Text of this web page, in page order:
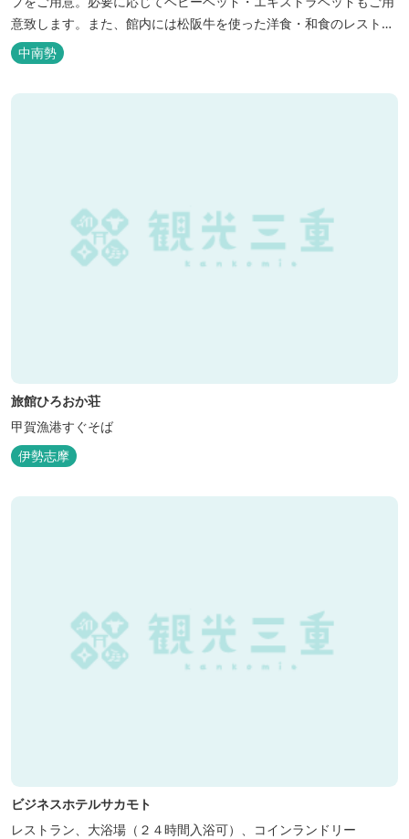
意致します。また、館内には松阪牛を使った洋食・和食のレストラ
ンと喫茶があります。伊勢神宮参拝や、伊勢志摩、東紀州への観光
の拠点にご利用ください。
中南勢
旅館ひろおか荘
甲賀漁港すぐそば
伊勢志摩
ビジネスホテルサカモト
レストラン、大浴場（２４時間入浴可）、コインランドリー